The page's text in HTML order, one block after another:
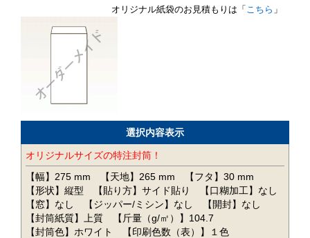
オリジナル紙袋のお見積もりは「 こちら 」
選択内容表示
オリジナルサイズの特注封筒！
【幅】275 mm
【天地】265 mm
【フタ】30 mm
【形状】縦型
【貼り方】サイド貼り
【口糊加工】なし
【窓】なし
【ジッパー/ミシン】なし
【開封】なし
【封筒紙質】上質
【斤量（g/㎡）】104.7
【封筒色】ホワイト
【印刷色数（表）】１色